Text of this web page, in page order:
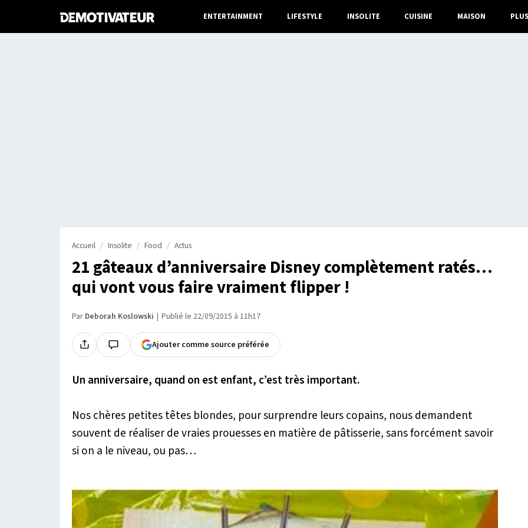
ENTERTAINMENT LIFESTYLE INSOLITE CUISINE MAISON PLUS
Accueil Insolite Food Actus
21 gâteaux d’anniversaire Disney complètement ratés…
qui vont vous faire vraiment flipper !
Par Deborah Koslowski Publié le 22/09/2015 à 11h17
Ajouter comme source préférée
Un anniversaire, quand on est enfant, c’est très important.
Nos chères petites têtes blondes, pour surprendre leurs copains, nous demandent
souvent de réaliser de vraies prouesses en matière de pâtisserie, sans forcément savoir
si on a le niveau, ou pas…